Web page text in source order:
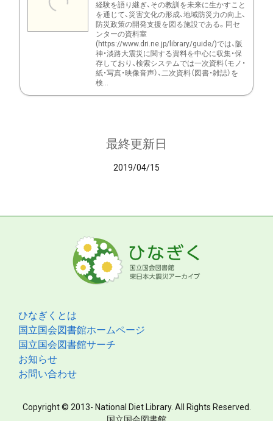
経験を語り継ぎ、その教訓を未来に生かすこと
を通じて、災害文化の形成、地域防災力の向上、
防災政策の開発支援を図る施設である。同セ
ンターの資料室
(https://www.dri.ne.jp/library/guide/)では、阪
神・淡路大震災に関する資料を中心に収集・保
存しており、検索システムでは一次資料（モノ・
紙・写真・映像音声）、二次資料（図書・雑誌）を
検...
最終更新日
2019/04/15
ひなぎくとは
国立国会図書館ホームページ
国立国会図書館サーチ
お知らせ
お問い合わせ
Copyright © 2013- National Diet Library. All Rights Reserved.